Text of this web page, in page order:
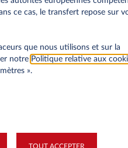
Pour cela, nous
ce cas, le transfert repose sur
que nous utilisons et sur la
notre Politique relative aux
».
TOUT ACCEPTER